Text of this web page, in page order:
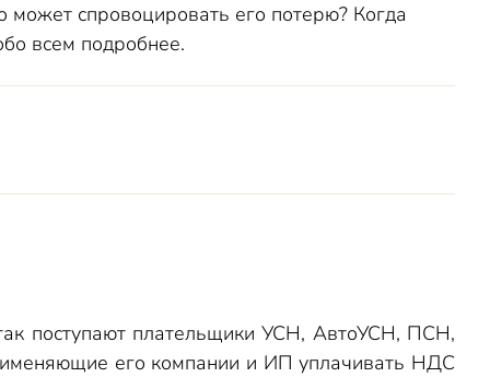
спровоцировать его потерю? Когда
всем подробнее.
поступают плательщики УСН, АвтоУСН, ПСН,
его компании и ИП уплачивать НДС